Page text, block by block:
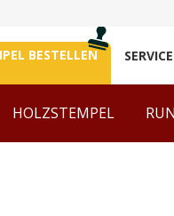
BESTELLEN
HOLZSTEMPEL